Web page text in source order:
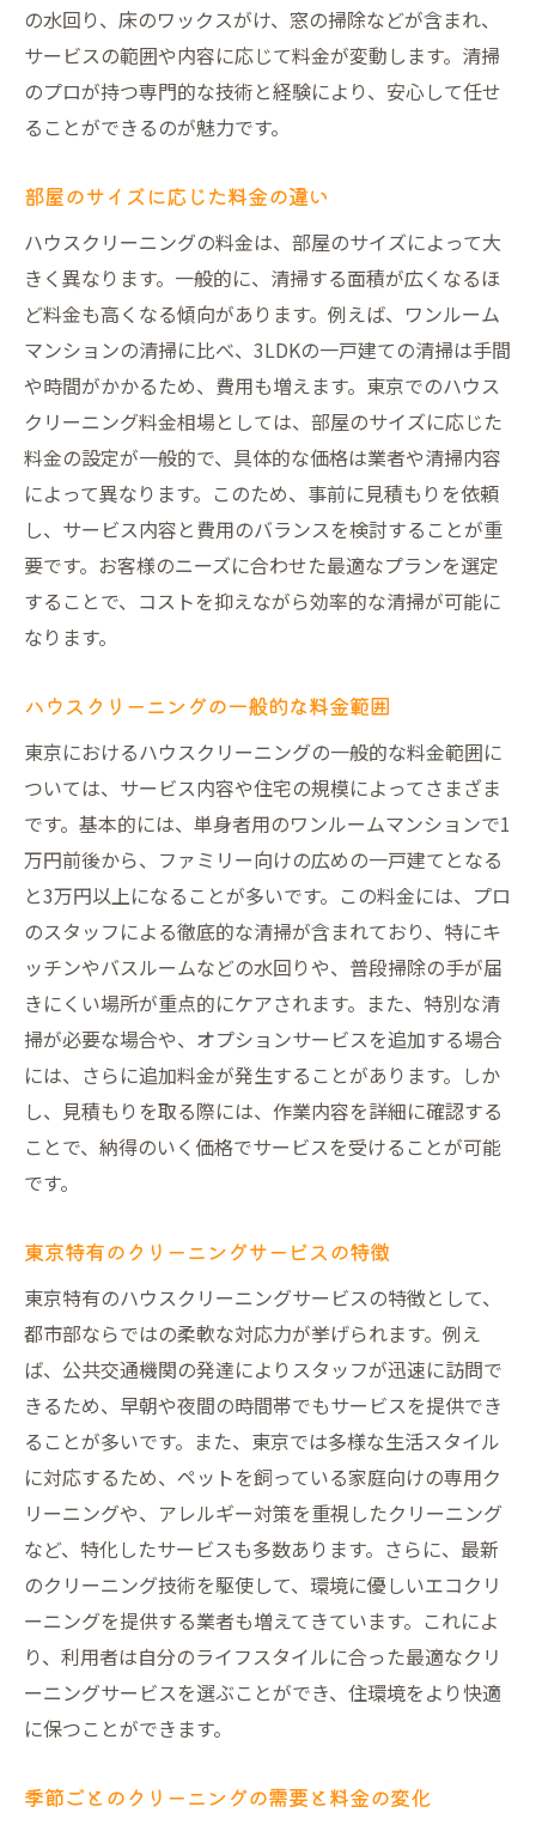
定期クリーニングのメリット
プロの技術で家庭の幸福度を上げる
清掃後の快適な住環境の維持方法
住まいの美しさを保つためのケア方法
家族の健康を守るクリーニングの役割
東京でのハウスクリーニング料金を左右する要
因とは
使用する洗剤や機材による差
清掃範囲の広さと料金の関係
クリーニングの難易度による料金変動
オプションサービスの有無と追加費用
業者の経験と技術力による影響
地域による料金の違い
失敗しないハウスクリーニング業者の選び方ガ
イド
契約前にチェックすべき事項
見積もりの取り方と比較方法
契約書を確認するときの注意点
トラブルを防ぐための予防策
安心して任せられる業者の条件
東京のハウスクリーニングで住環境を快適に保
つ秘訣
日常的な清掃とプロの清掃の違い
季節に応じた清掃の工夫
家庭でできる清掃術の紹介
住まい全体の清潔感を保つコツ
プロの清掃で得られる長期的効果
定期利用で得られる割引の活用
自分でできる部分の清掃でコストダウン
お得なプランの選び方
業者選びで失敗しないための節約法
キャンペーンやクーポンの賢い活用
長期契約による料金交渉のコツ
東京でのハウスクリーニングの賢い活用法
特別なイベント前のクリーニング利用法
引っ越し前後の清掃をスムーズに行う
プロの技術を取り入れた日常清掃の工夫
家庭の状況に応じたクリーニングの頻度
クリーニングのタイミングとその効果
ング
の水回り、床のワックスがけ、窓の掃除などが含まれ、
サービスの範囲や内容に応じて料金が変動します。清掃
のプロが持つ専門的な技術と経験により、安心して任せ
ることができるのが魅力です。
部屋のサイズに応じた料金の違い
ハウスクリーニングの料金は、部屋のサイズによって大
きく異なります。一般的に、清掃する面積が広くなるほ
ど料金も高くなる傾向があります。例えば、ワンルーム
マンションの清掃に比べ、3LDKの一戸建ての清掃は手間
や時間がかかるため、費用も増えます。東京でのハウス
クリーニング料金相場としては、部屋のサイズに応じた
料金の設定が一般的で、具体的な価格は業者や清掃内容
によって異なります。このため、事前に見積もりを依頼
し、サービス内容と費用のバランスを検討することが重
要です。お客様のニーズに合わせた最適なプランを選定
することで、コストを抑えながら効率的な清掃が可能に
なります。
ハウスクリーニングの一般的な料金範囲
東京におけるハウスクリーニングの一般的な料金範囲に
ついては、サービス内容や住宅の規模によってさまざま
です。基本的には、単身者用のワンルームマンションで1
万円前後から、ファミリー向けの広めの一戸建てとなる
と3万円以上になることが多いです。この料金には、プロ
のスタッフによる徹底的な清掃が含まれており、特にキ
ッチンやバスルームなどの水回りや、普段掃除の手が届
きにくい場所が重点的にケアされます。また、特別な清
掃が必要な場合や、オプションサービスを追加する場合
には、さらに追加料金が発生することがあります。しか
し、見積もりを取る際には、作業内容を詳細に確認する
ことで、納得のいく価格でサービスを受けることが可能
です。
東京特有のクリーニングサービスの特徴
東京特有のハウスクリーニングサービスの特徴として、
都市部ならではの柔軟な対応力が挙げられます。例え
ば、公共交通機関の発達によりスタッフが迅速に訪問で
きるため、早朝や夜間の時間帯でもサービスを提供でき
ることが多いです。また、東京では多様な生活スタイル
に対応するため、ペットを飼っている家庭向けの専用ク
リーニングや、アレルギー対策を重視したクリーニング
など、特化したサービスも多数あります。さらに、最新
のクリーニング技術を駆使して、環境に優しいエコクリ
ーニングを提供する業者も増えてきています。これによ
り、利用者は自分のライフスタイルに合った最適なクリ
ーニングサービスを選ぶことができ、住環境をより快適
に保つことができます。
季節ごとのクリーニングの需要と料金の変化